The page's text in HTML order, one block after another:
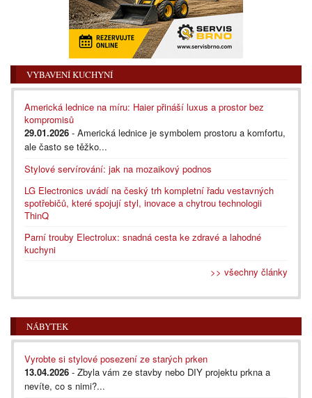
VYBAVENÍ KUCHYNÍ
Americká lednice na míru: Haier přináší luxus a prostor bez
kompromisů
29.01.2026 - Americká lednice je symbolem prostoru a komfortu,
ale často se těžko...
Stylové servírování: jak na mozaikový podnos
LG Electronics uvádí na český trh kompletní řadu vestavných
spotřebičů, které spojují styl, inovace a chytrou technologii
ThinQ
Parní trouby Electrolux: snadná cesta ke zdravé a lahodné
kuchyni
>> všechny články
NÁBYTEK
Vyrobte si stylové posezení ze starých prken
13.04.2026 - Zbyla vám ze stavby nebo DIY projektu prkna a
nevíte, co s nimi?...